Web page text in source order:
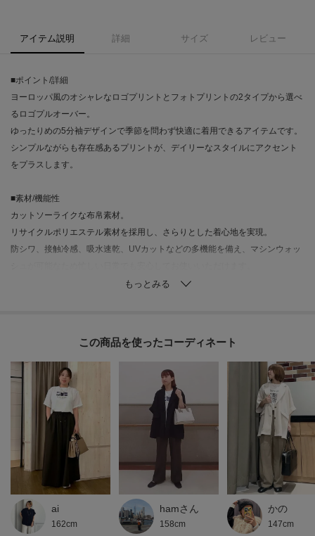
アイテム説明 詳細 サイズ レビュー
■ポイント/詳細
ヨーロッパ風のオシャレなロゴプリントとフォトプリントの2タイプから選べ
るロゴプルオーバー。
ゆったりめの5分袖デザインで季節を問わず快適に着用できるアイテムです。
シンプルながらも存在感あるプリントが、デイリーなスタイルにアクセント
をプラスします。
■素材/機能性
カットソーライクな布帛素材。
リサイクルポリエステル素材を採用し、さらりとした着心地を実現。
防シワ、接触冷感、吸水速乾、UVカットなどの多機能を備え、マシンウォッ
機能性とデザイン性を両立した、スタイリッシュで快適なプルオーバーで
シンプルなベースアイテムとして、ジーンズやチノパン、スカートなどとの
オフィスはもちろん、アウトドアやレイヤードスタイルにも合わせやすく、
幅広いシーンで存在感を発揮します。
多機能素材ならではの快適さと個性的なプリントが融合した、トレンド感あ
ふれる一着です。
※この製品は、太陽光線中の紫外線（UV）を通しにくくします。この効果は
永久的ではありません。
※この製品は、吸水速乾効果のある素材を使用しています。この効果は永久
的ではありません。
この商品を使った
ai
162cm
hamさん
158cm
かの
147cm